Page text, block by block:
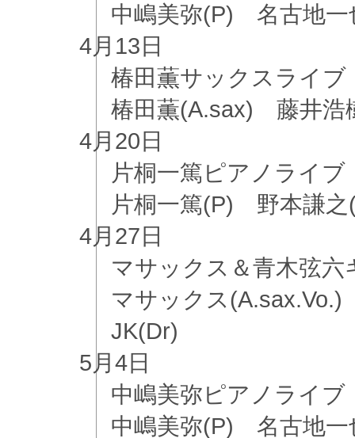
中嶋美弥(P) 名古地
4月 13日
椿田薫サックスライブ
椿田薫(A.sax) 藤井
4月 20日
片桐一篤ピアノライブ
片桐一篤(P) 野本謙
4月 27日
マサックス＆青木弦六
マサックス
JK(Dr)
5月4日
中嶋美弥ピアノライブ
中嶋美弥(P) 名古地